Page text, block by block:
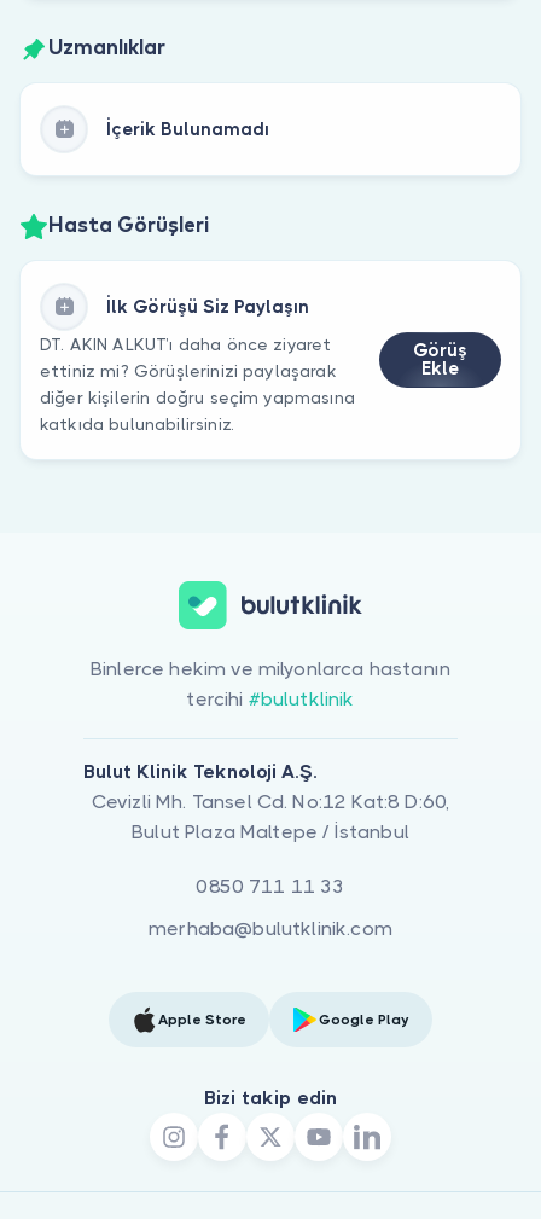
Uzmanlıklar
İçerik Bulunamadı
Hasta Görüşleri
İlk Görüşü Siz Paylaşın
DT. AKIN ALKUT’ı daha önce ziyaret
ettiniz mi? Görüşlerinizi paylaşarak
diğer kişilerin doğru seçim yapmasına
katkıda bulunabilirsiniz.
Görüş
Ekle
Binlerce hekim ve milyonlarca hastanın
tercihi #bulutklinik
Bulut Klinik Teknoloji A.Ş.
Cevizli Mh. Tansel Cd. No:12 Kat:8 D:60,
Bulut Plaza Maltepe / İstanbul
0850 711 11 33
merhaba@bulutklinik.com
Apple Store Google Play
Bizi takip edin